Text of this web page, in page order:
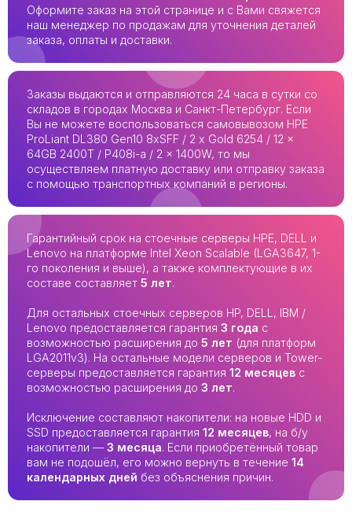
Оформите заказ на этой странице и с Вами свяжется
наш менеджер по продажам для уточнения деталей
заказа, оплаты и доставки.
Заказы выдаются и отправляются 24 часа в сутки со
складов в городах Москва и Санкт-Петербург. Если
Вы не можете воспользоваться самовывозом HPE
ProLiant DL380 Gen10 8xSFF / 2 x Gold 6254 / 12 x
64GB 2400T / P408i-a / 2 x 1400W, то мы
осуществляем платную доставку или отправку заказа
с помощью транспортных компаний в регионы.
Гарантийный срок на стоечные серверы HPE, DELL и
Lenovo на платформе Intel Xeon Scalable (LGA3647, 1-
го поколения и выше), а также комплектующие в их
составе составляет 5 лет.
Для остальных стоечных серверов HP, DELL, IBM /
Lenovo предоставляется гарантия 3 года с
возможностью расширения до 5 лет (для платформ
LGA2011v3). На остальные модели серверов и Tower-
серверы предоставляется гарантия 12 месяцев с
возможностью расширения до 3 лет.
Исключение составляют накопители: на новые HDD и
SSD предоставляется гарантия 12 месяцев, на б/у
накопители —3 месяца. Если приобретённый товар
вам не подошёл, его можно вернуть в течение 14
календарных дней без объяснения причин.